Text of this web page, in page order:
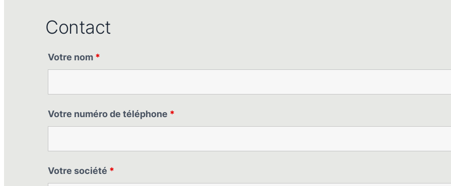
Contact
Votre nom *
Votre numéro de téléphone *
Votre société *